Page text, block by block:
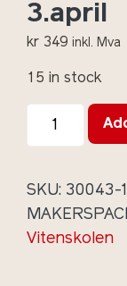
3.april
kr 349 inkl. Mva
15 in stock
quantity
SKU: 30043-
Vitenskolen